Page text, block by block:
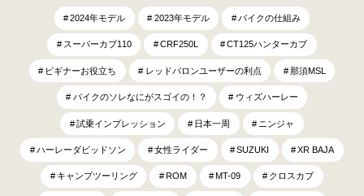
2024年モデル 2023年モデル バイクの仕組み
スーパーカブ110 CRF250L CT125ハンターカブ
ビギナーお役立ち レッドバロンユーザーの利点 那須MSL
バイクのソレなにがスゴイの！？ ウィズハーレー
試乗インプレッション 日本一周 ニンジャ
ハーレーダビッドソン 女性ライダー SUZUKI XR BAJA
キャンプツーリング ROM MT-09 クロスカブ